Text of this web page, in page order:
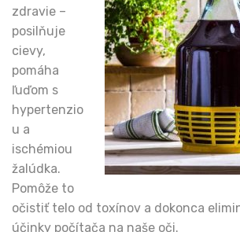
zdravie –
posilňuje
cievy,
pomáha
ľuďom s
hypertenzio
u a
ischémiou
žalúdka.
Pomôže to
očistiť telo od toxínov a dokonca
účinky počítača na naše oči.